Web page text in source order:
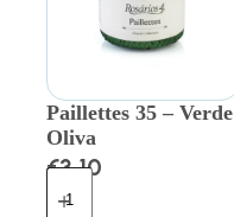
Paillettes 35 – Verde
Oliva
€3.10